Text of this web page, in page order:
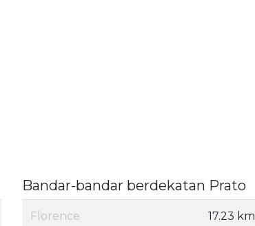
Bandar-bandar berdekatan Prato
Florence 17.23 km